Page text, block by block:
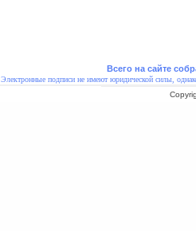
Всего на сайте
Электронные подписи не имеют юридической силы,